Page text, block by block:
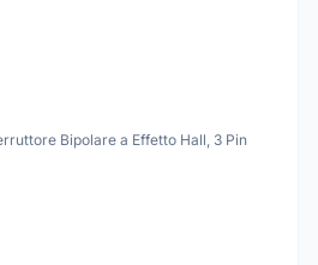
Bipolare a Effetto Hall, 3 Pin